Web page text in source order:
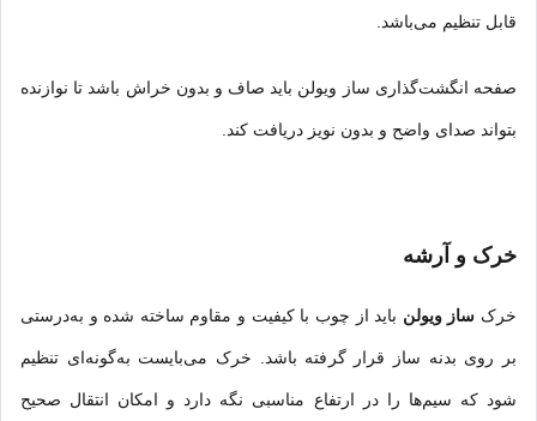
قابل تنظیم می‌باشد.
صفحه انگشت‌گذاری ساز ویولن باید صاف و بدون خراش باشد تا نوازنده
بتواند صدای واضح و بدون نویز دریافت کند.
خرک و آرشه
خرک ساز ویولن باید از چوب با کیفیت و مقاوم ساخته شده و به‌درستی
بر روی بدنه ساز قرار گرفته باشد. خرک می‌بایست به‌گونه‌ای تنظیم
شود که سیم‌ها را در ارتفاع مناسبی نگه دارد و امکان انتقال صحیح